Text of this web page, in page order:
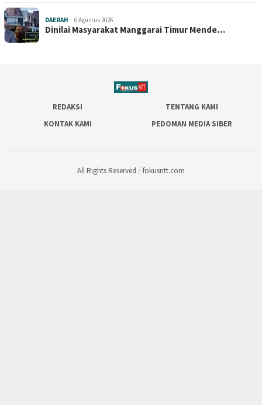
DAERAH 6 Agustus 2026
Dinilai Masyarakat Manggarai Timur Mende…
REDAKSI
TENTANG KAMI
KONTAK KAMI
PEDOMAN MEDIA SIBER
All Rights Reserved / fokusntt.com